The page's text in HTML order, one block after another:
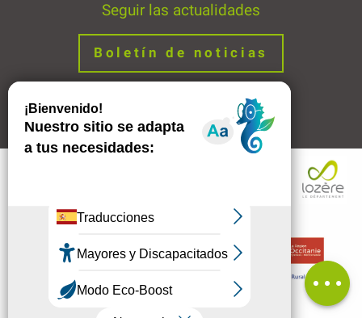
por e-mail
Comentarios
Seguir las actualidades
Boletín de noticias
Avisos legales Enlaces